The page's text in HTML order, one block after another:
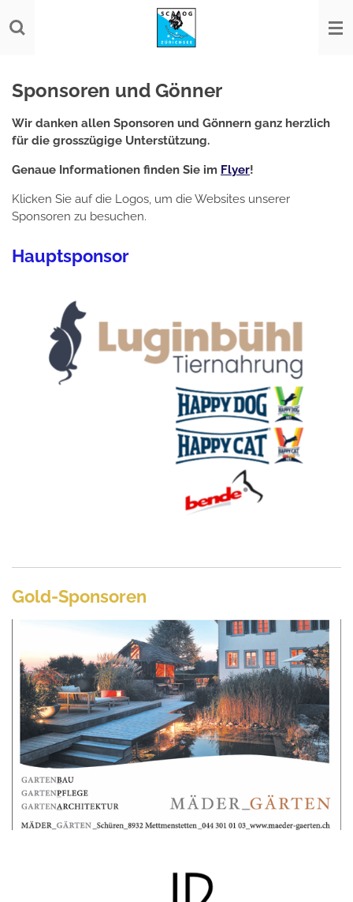
Hauptinhalt
Sponsoren und Gönner
Wir danken allen Sponsoren und Gönnern ganz herzlich
für die grosszügige Unterstützung.
Genaue Informationen finden Sie im Flyer!
Klicken Sie auf die Logos, um die Websites unserer
Sponsoren zu besuchen.
Hauptsponsor
Gold-Sponsoren